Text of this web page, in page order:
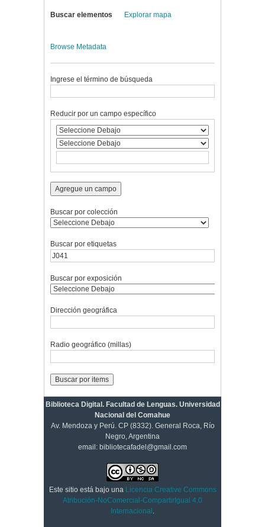
Buscar elementos Explorar mapa
Browse Metadata
Ingrese el término de búsqueda
Reducir por un campo específico
Agregue un campo
Buscar por colección
Buscar por etiquetas
Buscar por exposición
Dirección geográfica
Radio geográfico (millas)
Biblioteca Digital. Facultad de Lenguas. Universidad
Nacional del Comahue
Av. Mendoza y Perú. CP (8332). General Roca, Río
Negro, Argentina
email: bibliotecafadel@gmail.com
Este sitio está bajo una Licencia Creative Commons
Atribución-NoComercial-CompartirIgual 4.0
Internacional .